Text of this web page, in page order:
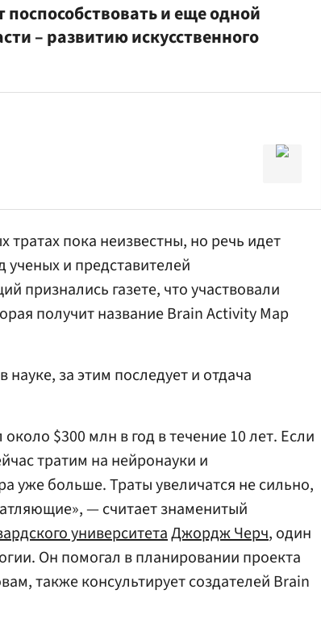
поспособствовать и еще одной
– развитию искусственного
пока неизвестны, но речь идет
и представителей
признались газете, что участвовали
получит название Brain Activity Map
за этим последует и отдача
$300 млн в год в течение 10 лет. Если
тратим на нейронауки и
уже больше. Траты увеличатся не сильно,
— считает знаменитый
университетаДжордж Черч, один
Он помогал в планировании проекта
также консультирует создателей Brain